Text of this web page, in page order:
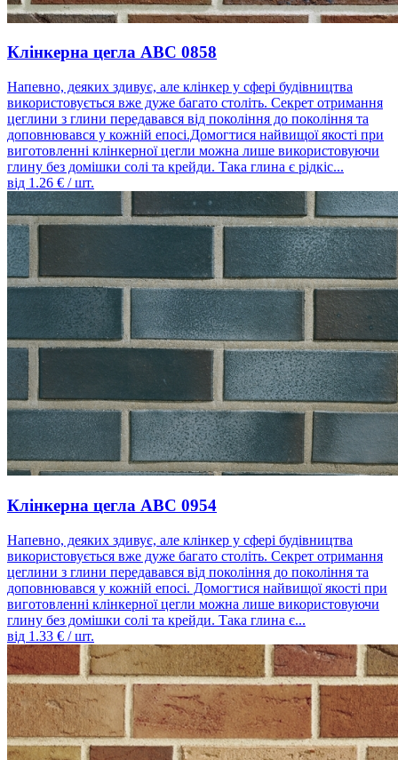
Клінкерна цегла ABC 0858
Напевно, деяких здивує, але клінкер у сфері будівництва
використовується вже дуже багато століть. Секрет отримання
цеглини з глини передавався від покоління до покоління та
доповнювався у кожній епосі.Домогтися найвищої якості при
виготовленні клінкерної цегли можна лише використовуючи
глину без домішки солі та крейди. Така глина є рідкіс...
від 1.26 € / шт.
Клінкерна цегла ABC 0954
Напевно, деяких здивує, але клінкер у сфері будівництва
використовується вже дуже багато століть. Секрет отримання
цеглини з глини передавався від покоління до покоління та
доповнювався у кожній епосі. Домогтися найвищої якості при
виготовленні клінкерної цегли можна лише використовуючи
глину без домішки солі та крейди. Така глина є...
від 1.33 € / шт.